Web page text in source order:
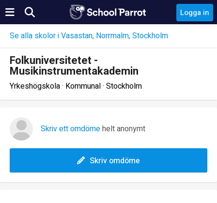
Logga in
Se alla skolor i Vasastan, Norrmalm, Stockholm
Folkuniversitetet -
Musikinstrumentakademin
Yrkeshögskola · Kommunal · Stockholm
Skriv ett omdömehelt anonymt
Skriv omdöme